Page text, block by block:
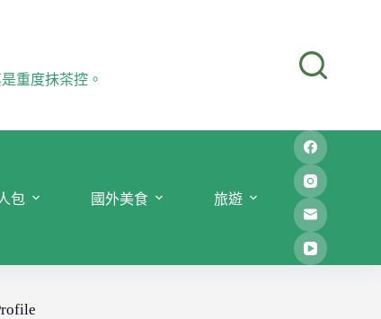
重度抹茶控。
包 國外美食 旅遊